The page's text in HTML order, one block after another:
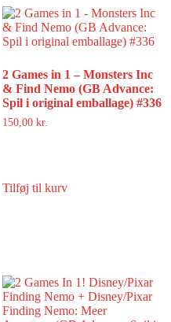
2 Games in 1 – Monsters Inc
& Find Nemo (GB Advance:
Spil i original emballage) #336
150,00 kr.
Tilføj til kurv